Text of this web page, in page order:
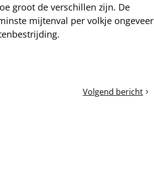
groot de verschillen zijn. De
mijtenval per volkje ongeveer
Volgend bericht
Wel